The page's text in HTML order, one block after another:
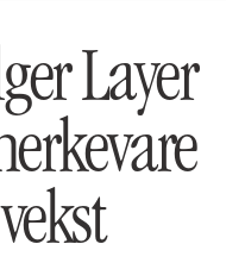
Layer